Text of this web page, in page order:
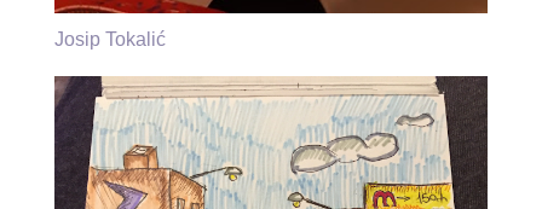
Josip Tokalić